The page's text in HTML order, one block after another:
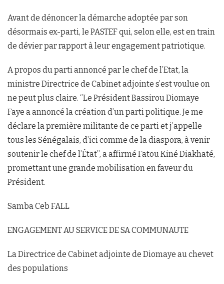
Avant de dénoncer la démarche adoptée par son
désormais ex-parti, le PASTEF qui, selon elle, est en train
de dévier par rapport à leur engagement patriotique.
A propos du parti annoncé par le chef de l’Etat, la
ministre Directrice de Cabinet adjointe s’est voulue on
ne peut plus claire. ‘’Le Président Bassirou Diomaye
Faye a annoncé la création d’un parti politique. Je me
déclare la première militante de ce parti et j’appelle
tous les Sénégalais, d’ici comme de la diaspora, à venir
soutenir le chef de l’État’’, a affirmé Fatou Kiné Diakhaté,
promettant une grande mobilisation en faveur du
Président.
Samba Ceb FALL
ENGAGEMENT AU SERVICE DE SA COMMUNAUTE
La Directrice de Cabinet adjointe de Diomaye au chevet
des populations